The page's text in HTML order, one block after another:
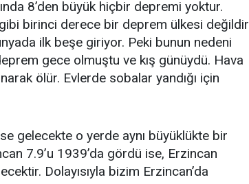
8’den büyük hiçbir depremi yoktur.
birinci derece bir deprem ülkesi değildir
ilk beşe giriyor. Peki bunun nedeni
gece olmuştu ve kış günüydü. Hava
ölür. Evlerde sobalar yandığı için
gelecekte o yerde aynı büyüklükte bir
7.9’u 1939’da gördü ise, Erzincan
Dolayısıyla bizim Erzincan’da